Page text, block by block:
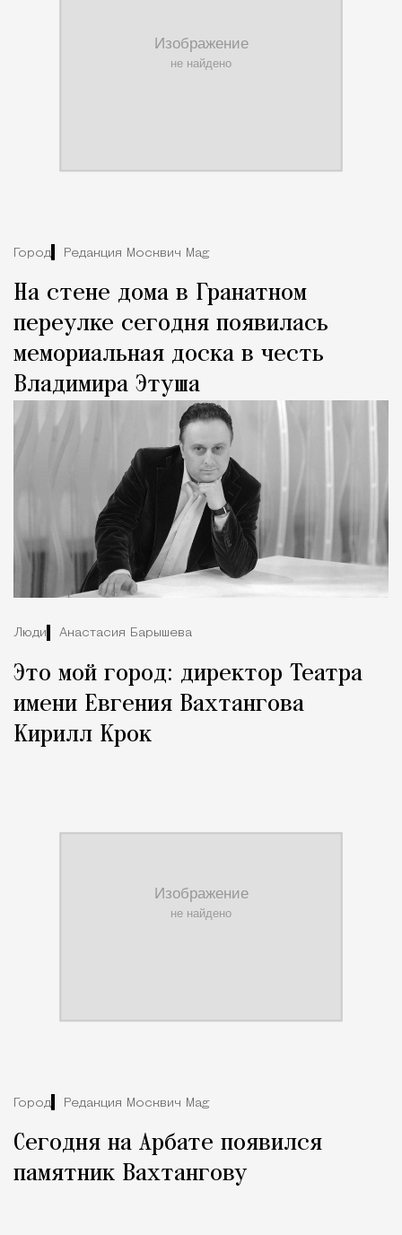
Город Редакция Москвич Mag
На стене дома в Гранатном
переулке сегодня появилась
мемориальная доска в честь
Владимира Этуша
Люди Анастасия Барышева
Это мой город: директор Театра
имени Евгения Вахтангова
Кирилл Крок
Город Редакция Москвич Mag
Сегодня на Арбате появился
памятник Вахтангову